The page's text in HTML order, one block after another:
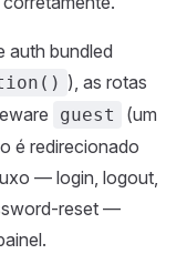
auth bundled
), as rotas
guest
(um
é redirecionado
— login, logout,
reset —